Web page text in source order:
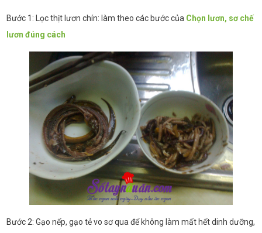
Bước 1: Lọc thịt lươn chín: làm theo các bước của Chọn lươn, sơ chế
lươn đúng cách
Bước 2: Gạo nếp, gạo tẻ vo sơ qua để không làm mất hết dinh dưỡng,